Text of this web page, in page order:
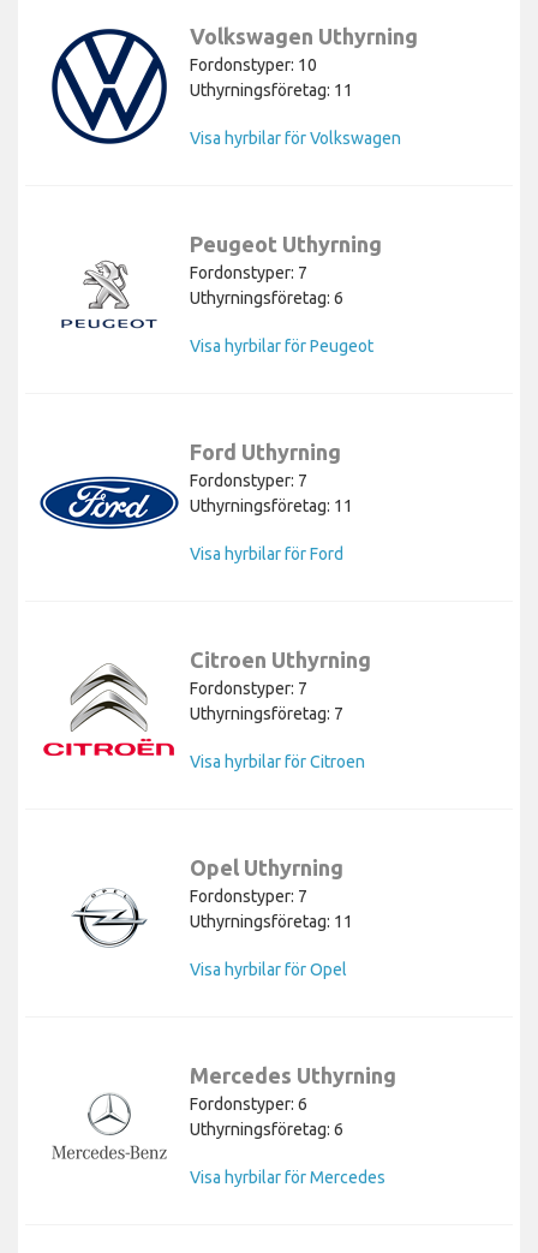
Volkswagen Uthyrning
Fordonstyper: 10
Uthyrningsföretag: 11
Visa hyrbilar för Volkswagen
Peugeot Uthyrning
Fordonstyper: 7
Uthyrningsföretag: 6
Visa hyrbilar för Peugeot
Ford Uthyrning
Fordonstyper: 7
Uthyrningsföretag: 11
Visa hyrbilar för Ford
Citroen Uthyrning
Fordonstyper: 7
Uthyrningsföretag: 7
Visa hyrbilar för Citroen
Opel Uthyrning
Fordonstyper: 7
Uthyrningsföretag: 11
Visa hyrbilar för Opel
Mercedes Uthyrning
Fordonstyper: 6
Uthyrningsföretag: 6
Visa hyrbilar för Mercedes